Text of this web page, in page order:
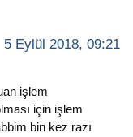
5 Eylül 2018, 09:21
işlem
için işlem
bin kez razı